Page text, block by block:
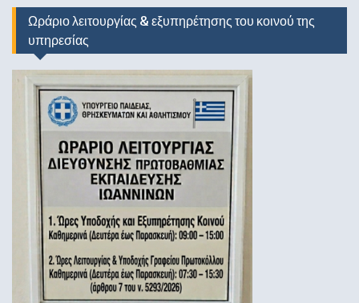
Ωράριο λειτουργίας & εξυπηρέτησης του κοινού της
υπηρεσίας